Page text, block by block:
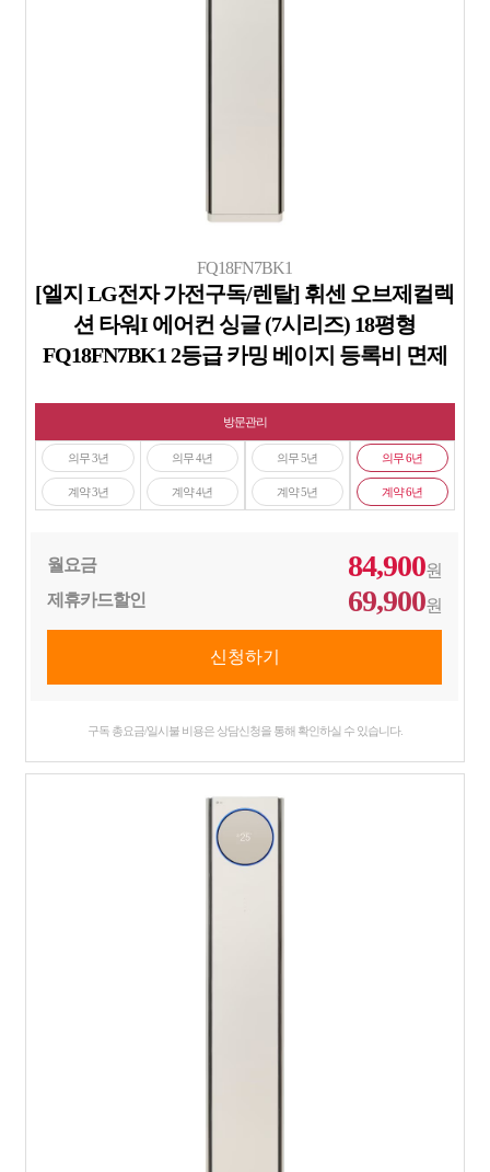
FQ18FN7BK1
[엘지 LG전자 가전구독/렌탈] 휘센 오브제컬렉
션 타워I 에어컨 싱글 (7시리즈) 18평형
FQ18FN7BK1 2등급 카밍 베이지 등록비 면제
방문관리
의무 3년
계약 3년
의무 4년
계약 4년
의무 5년
계약 5년
의무 6년
계약 6년
월요금 84,900원
제휴카드할인
69,900원
구독 총요금/일시불 비용은 상담신청을 통해 확인하실 수 있습니다.